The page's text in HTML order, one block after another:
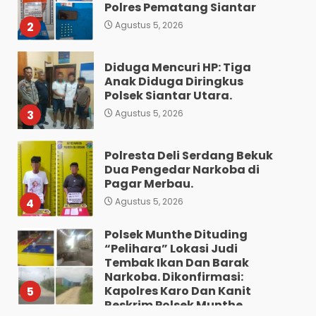
2
Polres Pematang Siantar
Agustus 5, 2026
3
Diduga Mencuri HP: Tiga
Anak Diduga Diringkus
Polsek Siantar Utara.
Agustus 5, 2026
4
Polresta Deli Serdang Bekuk
Dua Pengedar Narkoba di
Pagar Merbau.
Agustus 5, 2026
5
Polsek Munthe Dituding
“Pelihara” Lokasi Judi
Tembak Ikan Dan Barak
Narkoba. Dikonfirmasi:
Kapolres Karo Dan Kanit
Reskrim Polsek Munthe